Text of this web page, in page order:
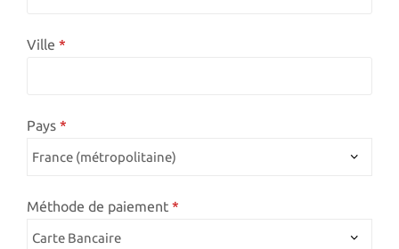
3
Ville
Pays
Méthode de paiement